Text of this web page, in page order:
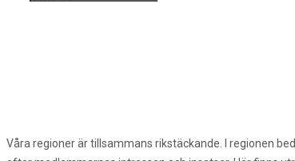
Våra regioner är tillsammans rikstäckande. I regionen